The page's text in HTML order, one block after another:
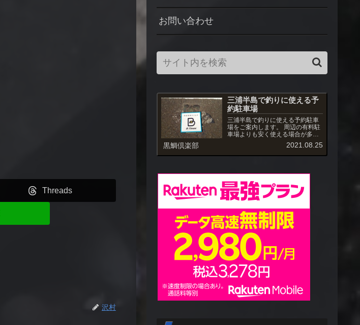
Threads
沢村
お問い合わせ
三浦半島で釣りに使える予
約駐車場
三浦半島で釣りに使える予約駐車
場をご案内します。 周辺の有料駐
車場よりも安く使える場合が多
く、また駐車場への出入りも自由
黒鯛倶楽部 2021.08.25